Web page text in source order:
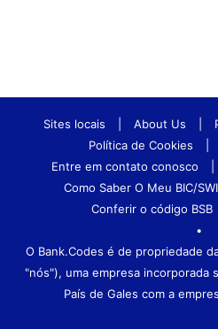
Sites locais About Us
Política de Cookies
Entre em contato conosco
Como Saber O Meu BIC/
Conferir o código BSB
•
O Bank.Codes é de propriedade
"nós"), uma empresa incorporada
País de Gales com a